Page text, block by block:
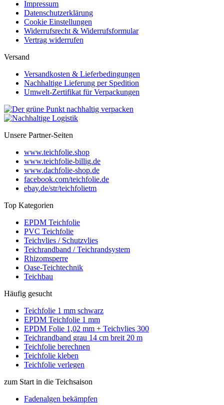
Impressum
Datenschutzerklärung
Cookie Einstellungen
Widerrufsrecht & Widerrufsformular
Vertrag widerrufen
Versand
Versandkosten & Lieferbedingungen
Nachhaltige Lieferung per Spedition
Umwelt-Zertifikat für Verpackungen
Unsere Partner-Seiten
www.teichfolie.shop
www.teichfolie-billig.de
www.dachfolie-shop.de
facebook.com/teichfolie.de
ebay.de/str/teichfolietm
Top Kategorien
EPDM Teichfolie
PVC Teichfolie
Teichvlies / Schutzvlies
Teichrandband / Teichrandsystem
Rhizomsperre
Oase-Teichtechnik
Teichbau
Häufig gesucht
Teichfolie 1 mm schwarz
EPDM Teichfolie 1 mm
EPDM Folie 1,02 mm + Teichvlies 300
Teichrandband grau 14 cm breit 20 m
Teichfolie berechnen
Teichfolie kleben
Teichfolie verlegen
zum Start in die Teichsaison
Fadenalgen bekämpfen